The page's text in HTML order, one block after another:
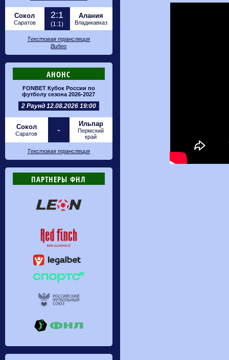
Сокол
Саратов
2:1
(1:1)
Алания
Владикавказ
Текстовая трансляция
Видео
АНОНС
FONBET Кубок России по
футболу сезона 2026-2027
2 Раунд 12.08.2026 19:00
Сокол
Саратов -
Ильпар
Пермский
край
Текстовая трансляция
ПАРТНЕРЫ ФНЛ